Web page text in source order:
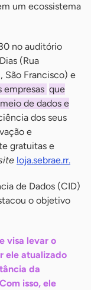
um ecossistema
no auditório
(Rua
São Francisco) e
empresas que
de dados e
dos seus
e
gratuitas e
loja.sebrae.rr.
de Dados (CID)
o objetivo
visa levar o
ele atualizado
da
isso, ele